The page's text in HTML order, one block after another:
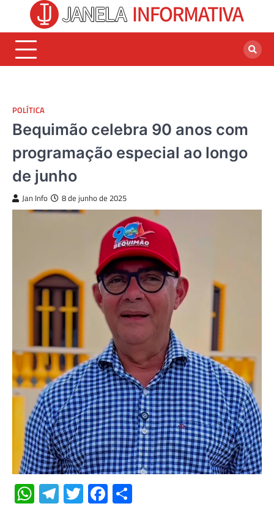
content
POLÍTICA
Bequimão celebra 90 anos com
programação especial ao longo
de junho
Jan Info 8 de junho de 2025
WhatsApp
Telegram
TwitterFacebook